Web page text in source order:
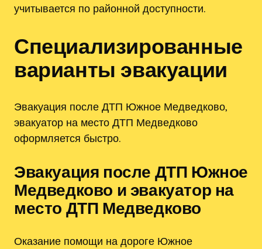
учитывается по районной доступности.
Специализированные
варианты эвакуации
Эвакуация после ДТП Южное Медведково,
эвакуатор на место ДТП Медведково
оформляется быстро.
Эвакуация после ДТП Южное
Медведково и эвакуатор на
место ДТП Медведково
Оказание помощи на дороге Южное